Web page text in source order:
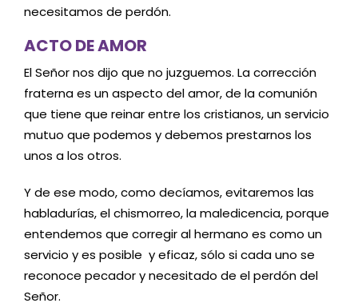
necesitamos de perdón.
ACTO DE AMOR
El Señor nos dijo que no juzguemos. La corrección
fraterna es un aspecto del amor, de la comunión
que tiene que reinar entre los cristianos, un servicio
mutuo que podemos y debemos prestarnos los
unos a los otros.
Y de ese modo, como decíamos, evitaremos las
habladurías, el chismorreo, la maledicencia, porque
entendemos que corregir al hermano es como un
servicio y es posible y eficaz, sólo si cada uno se
reconoce pecador y necesitado de el perdón del
Señor.